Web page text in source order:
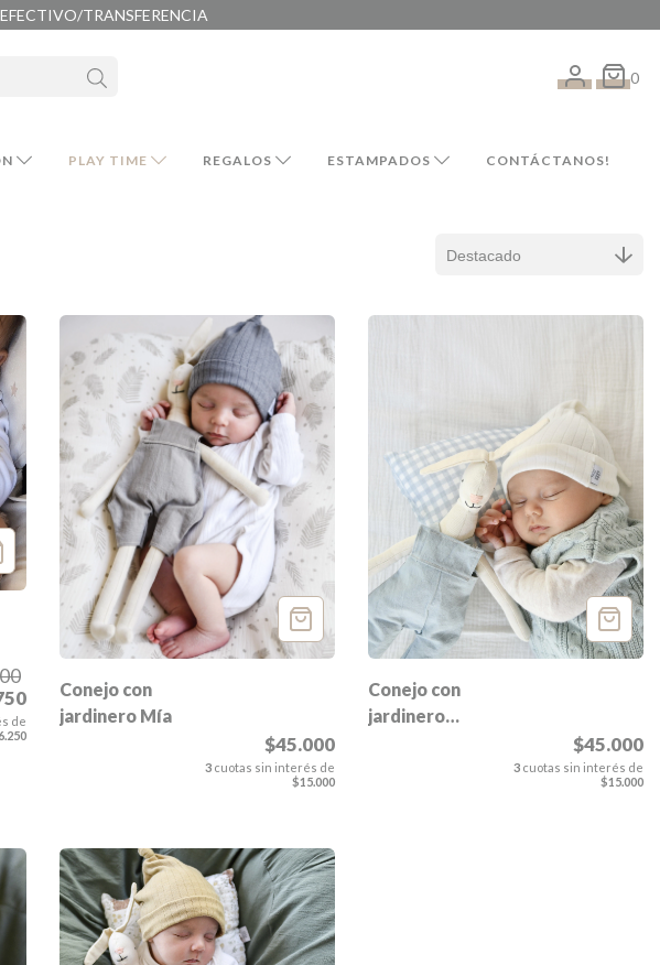
TRANSFERENCIA
0
PLAY TIME REGALOS ESTAMPADOS CONTÁCTANOS!
de
Conejo con
jardinero Mía
$45.000
3 cuotas sin interés de
$15.000
Conejo con
jardinero
$45.000
3 cuotas sin interés de
$15.000